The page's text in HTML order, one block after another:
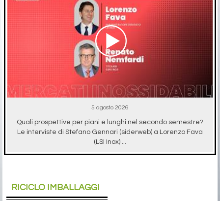
5 agosto 2026
Quali prospettive per piani e lunghi nel secondo semestre?
Le interviste di Stefano Gennari (siderweb) a Lorenzo Fava
(LSI Inox) ...
RICICLO IMBALLAGGI